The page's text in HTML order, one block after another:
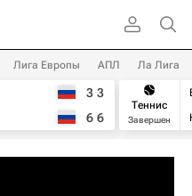
Лига Европы АПЛ Ла Лига
3 3
6 6
Теннис
Завершен